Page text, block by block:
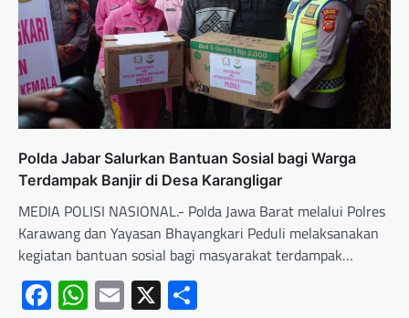
Polda Jabar Salurkan Bantuan Sosial bagi Warga
Terdampak Banjir di Desa Karangligar
MEDIA POLISI NASIONAL.- Polda Jawa Barat melalui Polres
Karawang dan Yayasan Bhayangkari Peduli melaksanakan
kegiatan bantuan sosial bagi masyarakat terdampak…
Facebook
WhatsApp
Email
X